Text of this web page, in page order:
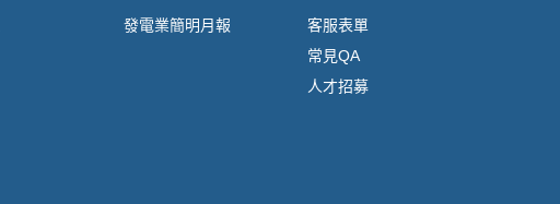
發電業簡明月報
客服表單
常見QA
人才招募